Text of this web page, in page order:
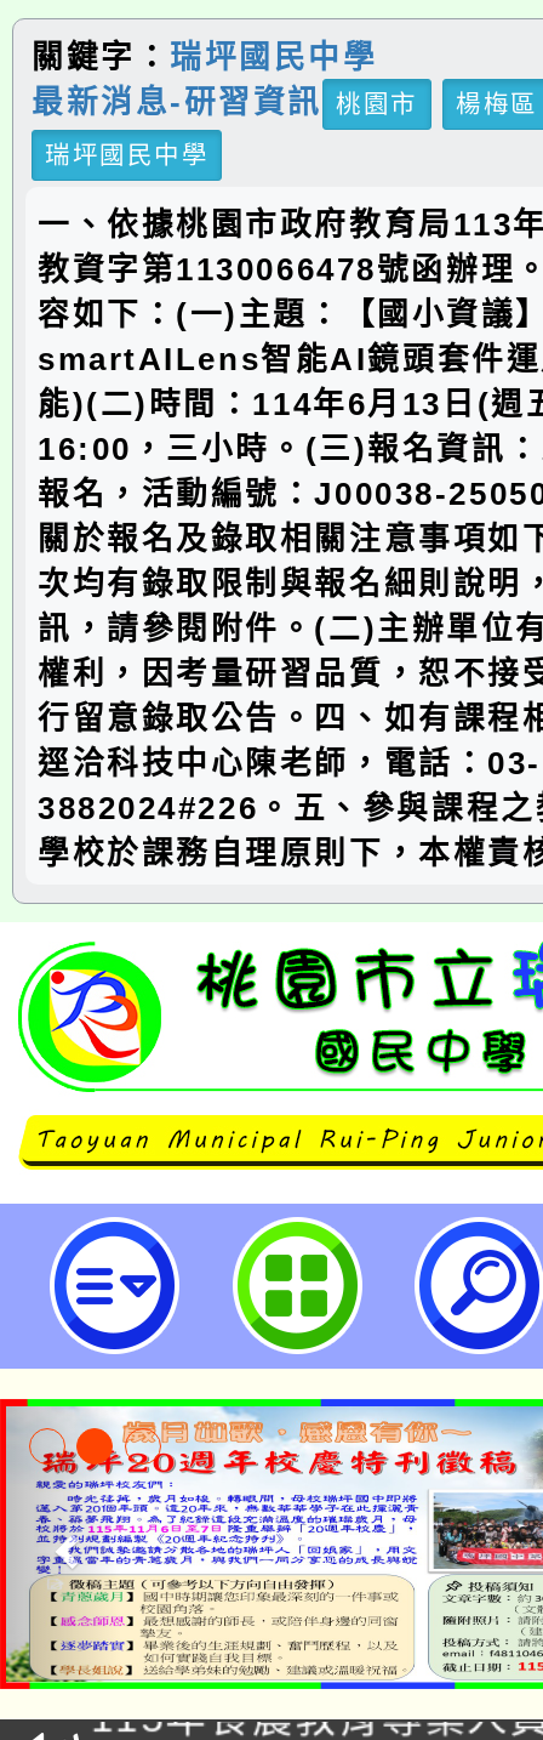
關鍵字： 瑞坪國民中學
最新消息-研習資訊
桃園市
楊梅區
瑞坪國民中學
一、依據桃園市政府教育局113
教資字第1130066478號函辦理
容如下：(一)主題：【國小資議
smartAILens智能AI鏡頭套件
能)(二)時間：114年6月13日(週
16:00，三小時。(三)報名資訊
報名，活動編號：J00038-
關於報名及錄取相關注意事項如
次均有錄取限制與報名細則說明
訊，請參閱附件。(二)主辦單位
權利，因考量研習品質，恕不接
行留意錄取公告。四、如有課程
逕洽科技中心陳老師，電話：03-
3882024#226。五、參與課程之
學校於課務自理原則下，本權責
大溪自造教育及科技中心114年六
園市立瑞坪國民中學
淨零綠生活教案入校路
會
115年食農教育專業人